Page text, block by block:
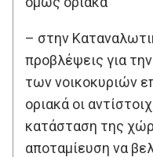
– στην
προβλέψεις για
των νοικοκυριών
οριακά οι
κατάσταση της
αποταμίευση να